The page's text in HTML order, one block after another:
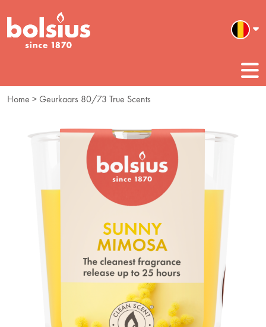
Home > Geurkaars 80/73 True Scents